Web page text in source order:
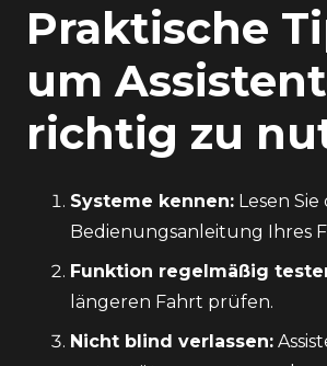
Praktische
um
richtig zu
Systeme kennen: Lesen Sie
Bedienungsanleitung Ihres
Funktion regelmäßig
längeren Fahrt prüfen.
Nicht blind verlassen: